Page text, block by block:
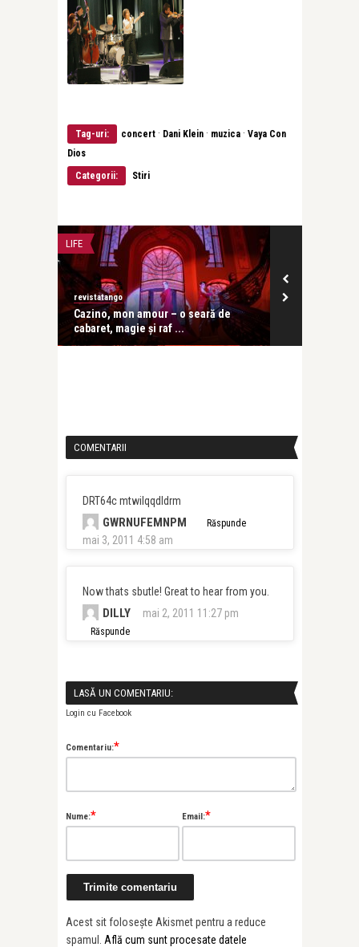
Tag-uri: concert · Dani Klein · muzica · Vaya Con
Dios
Categorii:
Stiri
LIFE
revistatango
Cazino, mon amour – o seară de
cabaret, magie și raf ...
COMENTARII
DRT64c mtwilqqdldrm
GWRNUFEMNPM
mai 3, 2011 4:58 am
Răspunde
Now thats sbutle! Great to hear from you.
DILLY mai 2, 2011 11:27 pm
Răspunde
LASĂ UN COMENTARIU:
Login cu Facebook
Comentariu:*
Nume:* Email:*
Acest sit folosește Akismet pentru a reduce
spamul. Află cum sunt procesate datele